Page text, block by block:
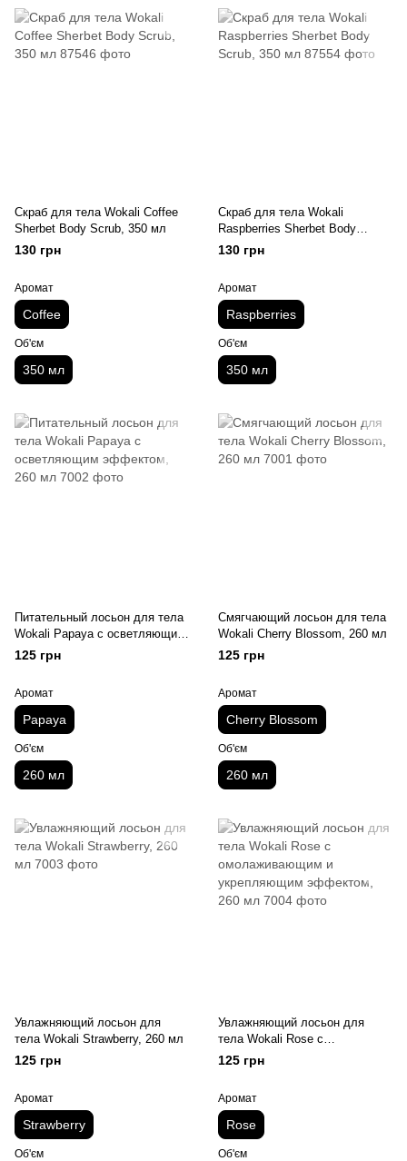
Скраб для тела Wokali Coffee
Sherbet Body Scrub, 350 мл
130 грн
Аромат
Coffee
Об'єм
350 мл
Скраб для тела Wokali
Raspberries Sherbet Body
Scrub, 350 мл
130 грн
Аромат
Raspberries
Об'єм
350 мл
Питательный лосьон для тела
Wokali Papaya с осветляющим
эффектом, 260 мл
125 грн
Аромат
Papaya
Об'єм
260 мл
Смягчающий лосьон для тела
Wokali Cherry Blossom, 260 мл
125 грн
Аромат
Cherry Blossom
Об'єм
260 мл
Увлажняющий лосьон для
тела Wokali Strawberry, 260 мл
125 грн
Аромат
Strawberry
Об'єм
Увлажняющий лосьон для
тела Wokali Rose с
омолаживающим и
укрепляющим эффектом, 260
125 грн
Аромат
Rose
Об'єм